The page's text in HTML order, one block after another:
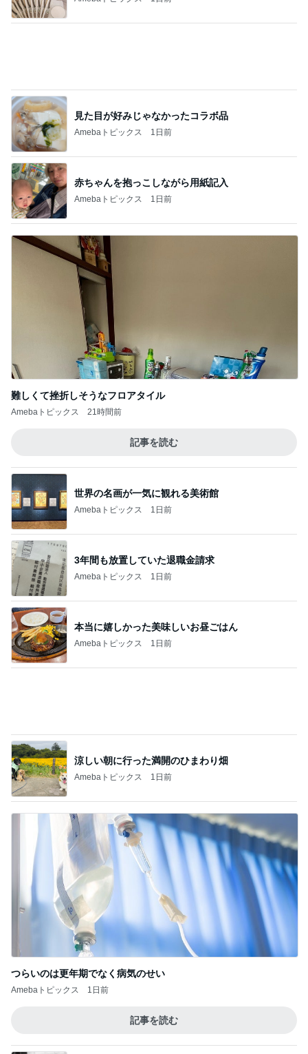
世界の名画が一気に観れる美術館
Amebaトピックス
3年間も放置していた退職金請求
Amebaトピックス
本当に嬉しかった美味しいお昼ごはん
Amebaトピックス
涼しい朝に行った満開のひまわり畑
Amebaトピックス 1日前
つらいのは更年期でなく病気のせい
Amebaトピックス
記事を読む
彼氏がいるのにやらかした飲み会
人が辞め過ぎて言い出しづらいパート
Amebaトピックス 1日前
堀ちえみ 遊び疲れた愛犬の姿
Amebaトピックス 1日前
のん ドラマ撮影でエナジーチャージ
Amebaトピックス 20時間前